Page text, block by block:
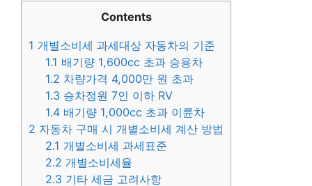
Contents
1 개별소비세 과세대상 자동차의 기준
1.1 배기량 1,600cc 초과 승용차
1.2 차량가격 4,000만 원 초과
1.3 승차정원 7인 이하 RV
1.4 배기량 1,000cc 초과 이륜차
2 자동차 구매 시 개별소비세 계산 방법
2.1 개별소비세 과세표준
2.2 개별소비세율
2.3 기타 세금 고려사항